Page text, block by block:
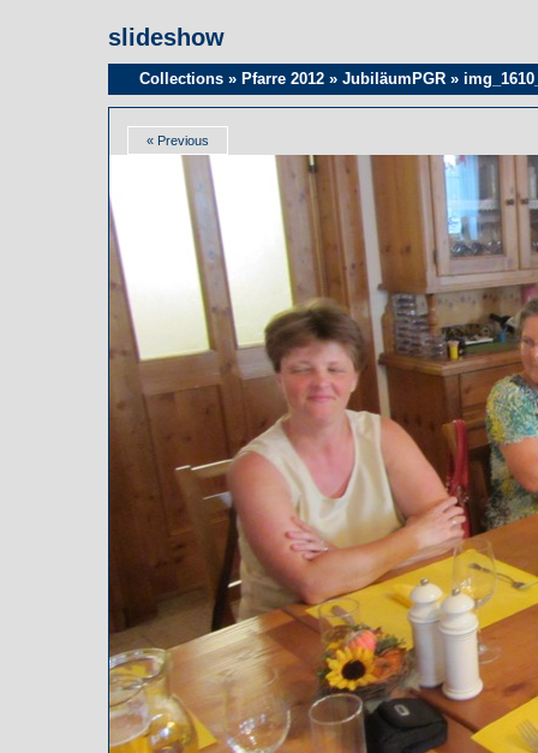
slideshow
Collections » Pfarre 2012 » JubiläumPGR »
« Previous